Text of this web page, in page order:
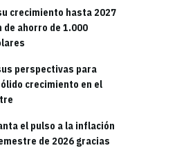
crecimiento hasta 2027
de ahorro de 1.000
perspectivas para
crecimiento en el
el pulso a la inflación
de 2026 gracias